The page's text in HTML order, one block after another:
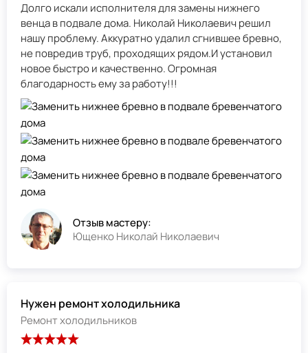
Долго искали исполнителя для замены нижнего
венца в подвале дома. Николай Николаевич решил
нашу проблему. Аккуратно удалил сгнившее бревно,
не повредив труб, проходящих рядом.И установил
новое быстро и качественно. Огромная
благодарность ему за работу!!!
Отзыв мастеру:
Ющенко Николай Николаевич
Нужен ремонт холодильника
Ремонт холодильников